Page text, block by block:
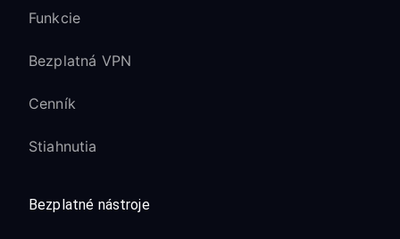
Funkcie
Bezplatná VPN
Cenník
Stiahnutia
Bezplatné nástroje